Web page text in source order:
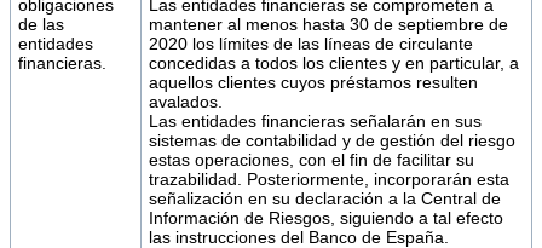
obligaciones
de las
entidades
financieras.
Las entidades financieras se comprometen a
mantener al menos hasta 30 de septiembre de
2020 los límites de las líneas de circulante
concedidas a todos los clientes y en particular, a
aquellos clientes cuyos préstamos resulten
avalados.
Las entidades financieras señalarán en sus
sistemas de contabilidad y de gestión del riesgo
estas operaciones, con el fin de facilitar su
trazabilidad. Posteriormente, incorporarán esta
señalización en su declaración a la Central de
Información de Riesgos, siguiendo a tal efecto
las instrucciones del Banco de España.